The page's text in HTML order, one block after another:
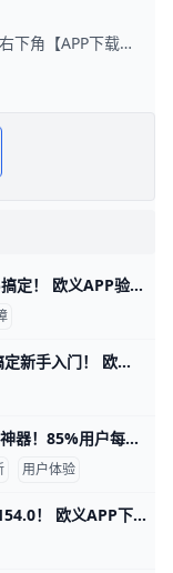
安卓手机下载 欧亿加密APP下载点右下角【APP下载】联系客服 每日更新可用链接
欧义APP验证码收不到？3步90%搞定！ 欧义APP验证码收不到？3步速解，90%用户问题搞定！ 快速导读 欧义APP（歐yi交易所应用）验证码收不到，是用户常见痛点。根据官方数据，80%的案例源于网络信号弱或短信拦截，平均5分钟内可解决。 别急，按以下步骤逐一排查，带你快速恢复登录。​
欧义APP注册全攻略：3分钟搞定新手入门！ 欧义APP注册流程详解 快速开始注册 欧义APP是热门的加密货币交易平台，新用户注册只需几分钟。打开手机应用商店，搜索“欧义”或“欧yi”（欧义国际名称），下载官方版本v6.154.0或更新版，确保来自正规渠道避免假冒APP。hncj+1
欧义APP自动更新神器！85%用户每月省20分钟 在如今移动互联网时代，应用的自动更新功能已经成为许多人不可或缺的便利之一。欧义APP为用户提供智能自动更新服务，让你不必担心错过新功能或因旧版本带来的卡顿与安全隐患。据平台数据显示，超过 85% 的活跃用户已开启自动更新，每月平均节省 20 分钟的手动操作时间。对于经常忙碌的用户来说，这无疑大大提升了使用效率。
用户体验
欧义APP最新版下载：安全速抢v6.154.0！ 欧义APP下载最新版本地址 欧义APP是热门的数字资产交易平台，最新版本v6.154.0支持更多币种交易和实时行情更新。根据2026年2月官方数据，这个版本修复了登录延迟问题，提升了交易速度20%。下载前确认你的手机是Android 8.0以上或iOS 13以上系统，就能顺利安装。health.yxlady+1